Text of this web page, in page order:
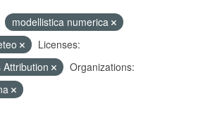
modellistica numerica
Licenses:
Organizations: